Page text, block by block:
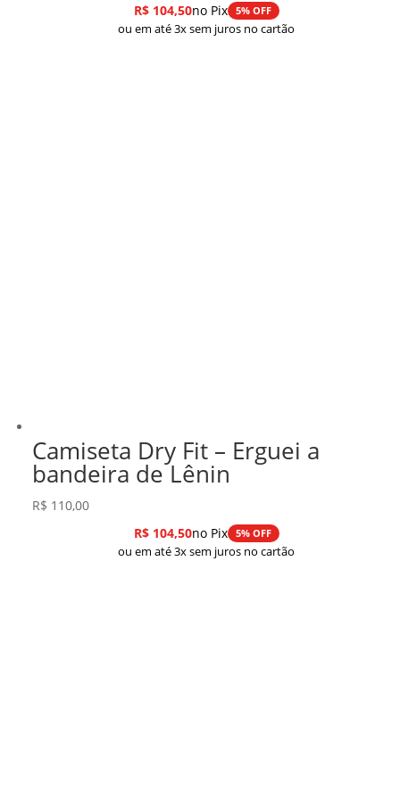
R$104,50no Pix 5% OFF
ou em até 3x sem juros no cartão
Camiseta Dry Fit – Erguei a
bandeira de Lênin
R$ 110,00
R$104,50no Pix 5% OFF
ou em até 3x sem juros no cartão